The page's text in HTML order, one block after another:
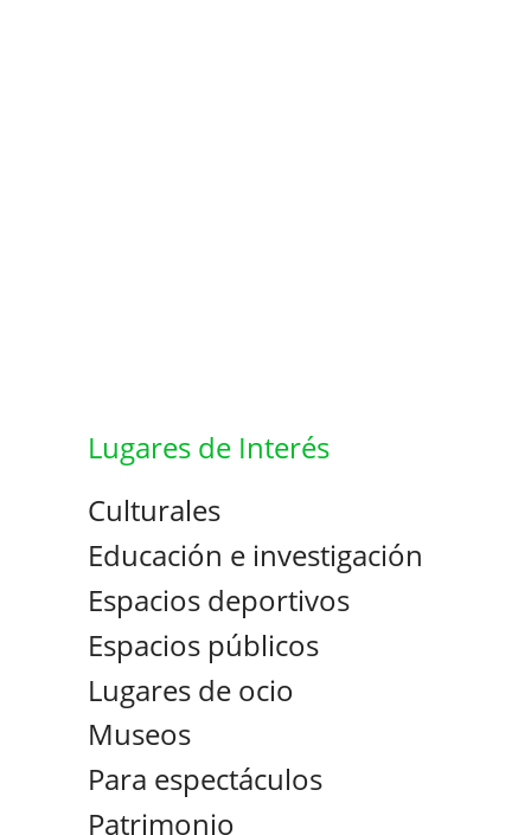
Lugares de Interés
Culturales
Educación e investigación
Espacios deportivos
Espacios públicos
Lugares de ocio
Museos
Para espectáculos
Patrimonio